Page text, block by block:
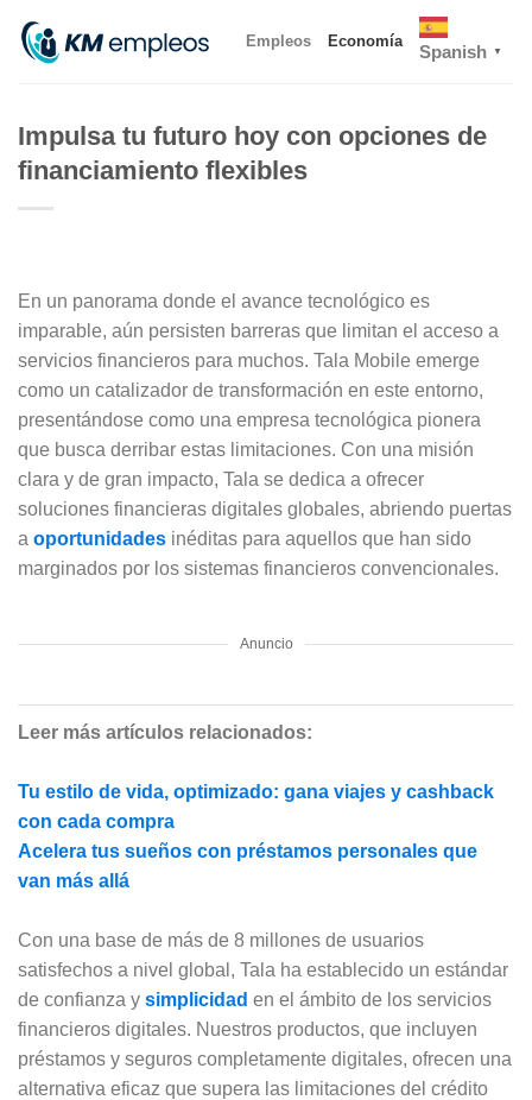
Empleos Economía
Spanish ▼
Impulsa tu futuro hoy con opciones de
financiamiento flexibles
En un panorama donde el avance tecnológico es
imparable, aún persisten barreras que limitan el acceso a
servicios financieros para muchos. Tala Mobile emerge
como un catalizador de transformación en este entorno,
presentándose como una empresa tecnológica pionera
que busca derribar estas limitaciones. Con una misión
clara y de gran impacto, Tala se dedica a ofrecer
soluciones financieras digitales globales, abriendo puertas
a oportunidades inéditas para aquellos que han sido
marginados por los sistemas financieros convencionales.
Anuncio
Leer más artículos relacionados:
Tu estilo de vida, optimizado: gana viajes y cashback
con cada compra
Acelera tus sueños con préstamos personales que
van más allá
Con una base de más de 8 millones de usuarios
satisfechos a nivel global, Tala ha establecido un estándar
de confianza y simplicidad en el ámbito de los servicios
financieros digitales. Nuestros productos, que incluyen
préstamos y seguros completamente digitales, ofrecen una
alternativa eficaz que supera las limitaciones del crédito